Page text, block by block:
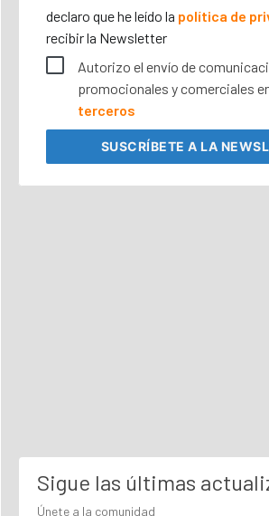
declaro que he leído la política de
recibir la Newsletter
Autorizo el envío de
promocionales y comerciales
terceros
SUSCRÍBETEA LA
Sigue las últimas
Únete a la comunidad